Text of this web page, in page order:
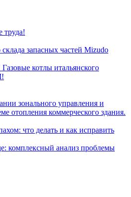
труда!
запасных частей Mizudo
котлы итальянского
зонального управления и
отопления коммерческого здания.
что делать и как исправить
комплексный анализ проблемы